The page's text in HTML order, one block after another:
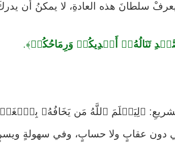
سلطانَ هذه العادةِ، لا يمكنُ أن يدركَ
تَنَالُهُۥٓ أَيۡدِيكُمۡ وَرِمَاحُكُمۡ﴾.
التشريعِ: ﴿لِيَعۡلَمَ ٱللَّهُ مَن يَخَافُهُۥ
دون عقابٍ ولا حسابٍ، وفي سهولةٍ